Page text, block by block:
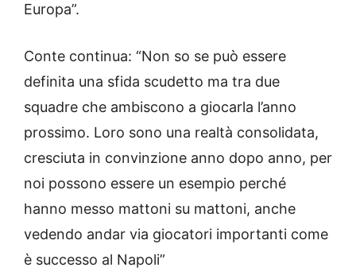
Europa”.
Conte continua: “Non so se può essere
definita una sfida scudetto ma tra due
squadre che ambiscono a giocarla l’anno
prossimo. Loro sono una realtà consolidata,
cresciuta in convinzione anno dopo anno, per
noi possono essere un esempio perché
hanno messo mattoni su mattoni, anche
vedendo andar via giocatori importanti come
è successo al Napoli”